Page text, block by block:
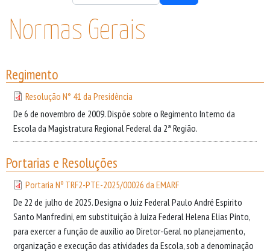
Normas Gerais
Regimento
Resolução N° 41 da Presidência
De 6 de novembro de 2009. Dispõe sobre o Regimento Interno da
Escola da Magistratura Regional Federal da 2ª Região.
Portarias e Resoluções
Portaria Nº TRF2-PTE-2025/00026 da EMARF
De 22 de julho de 2025. Designa o Juiz Federal Paulo André Espirito
Santo Manfredini, em substituição à Juíza Federal Helena Elias Pinto,
para exercer a função de auxílio ao Diretor-Geral no planejamento,
organização e execução das atividades da Escola, sob a denominação